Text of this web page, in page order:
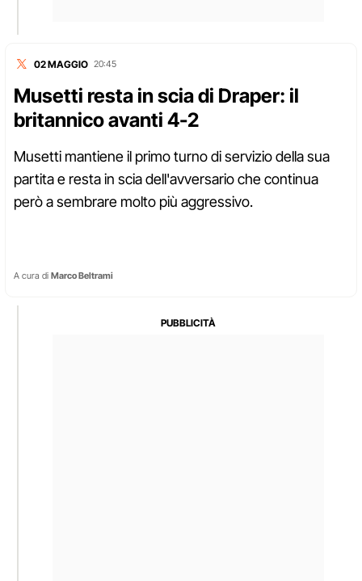
02 MAGGIO 20:45
Musetti resta in scia di Draper: il
britannico avanti 4-2
Musetti mantiene il primo turno di servizio della sua
partita e resta in scia dell'avversario che continua
però a sembrare molto più aggressivo.
A cura di Marco Beltrami